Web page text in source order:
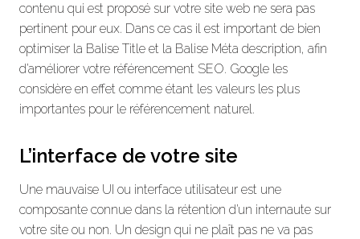
contenu qui est proposé sur votre site web ne sera pas
pertinent pour eux. Dans ce cas il est important de bien
optimiser la Balise Title et la Balise Méta description, afin
d’améliorer votre référencement SEO. Google les
considère en effet comme étant les valeurs les plus
importantes pour le référencement naturel.
L’interface de votre site
Une mauvaise UI ou interface utilisateur est une
composante connue dans la rétention d’un internaute sur
votre site ou non. Un design qui ne plaît pas ne va pas